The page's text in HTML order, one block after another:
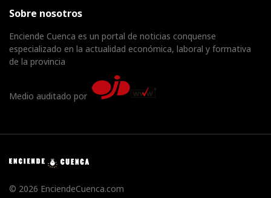
Sobre nosotros
Enciende Cuenca es un portal de noticias conquense
especializado en la actualidad económica, laboral y formativa
de la provincia
Medio auditado por
© 2026 EnciendeCuenca.com